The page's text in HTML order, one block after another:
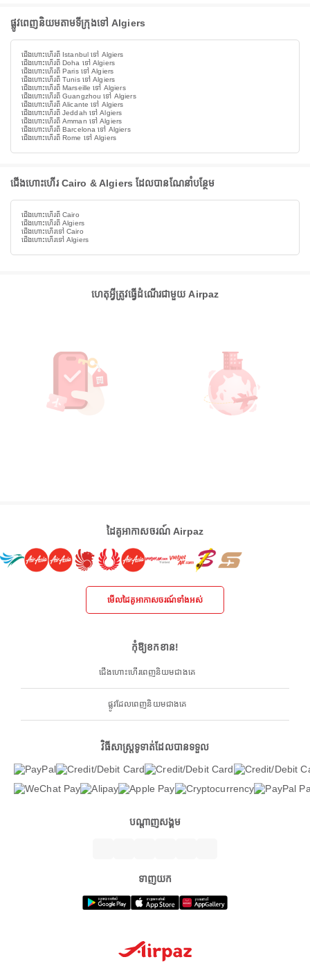
ផ្លូវពេញនិយមតាមទីក្រុងទៅ Algiers
ជើងហោះហើរពី Istanbul ទៅ Algiers
ជើងហោះហើរពី Doha ទៅ Algiers
ជើងហោះហើរពី Paris ទៅ Algiers
ជើងហោះហើរពី Tunis ទៅ Algiers
ជើងហោះហើរពី Marseille ទៅ Algiers
ជើងហោះហើរពី Guangzhou ទៅ Algiers
ជើងហោះហើរពី Alicante ទៅ Algiers
ជើងហោះហើរពី Jeddah ទៅ Algiers
ជើងហោះហើរពី Amman ទៅ Algiers
ជើងហោះហើរពី Barcelona ទៅ Algiers
ជើងហោះហើរពី Rome ទៅ Algiers
ជើងហោះហើរ Cairo & Algiers ដែលបានណែនាំបន្ថែម
ជើងហោះហើរពី Cairo
ជើងហោះហើរពី Algiers
ជើងហោះហើរទៅ Cairo
ជើងហោះហើរទៅ Algiers
ហេតុអ្វីត្រូវធ្វើដំណើរជាមួយ Airpaz
ដៃគូអាកាសចរណ៍ Airpaz
មើលដៃគូអាកាសចរណ៍ទាំងអស់
កុំឱ្យខកខាន!
ជើងហោះហើរពេញនិយមជាងគេ
ផ្លូវដែលពេញនិយមជាងគេ
វិធីសាស្ត្រទូទាត់ដែលបានទទួល
បណ្តាញសង្គម
ទាញយក